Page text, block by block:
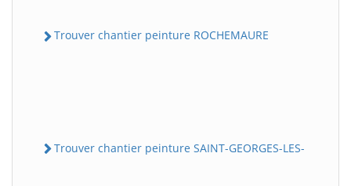
Trouver chantier peinture ROCHEMAURE
Trouver chantier peinture SAINT-GEORGES-LES-